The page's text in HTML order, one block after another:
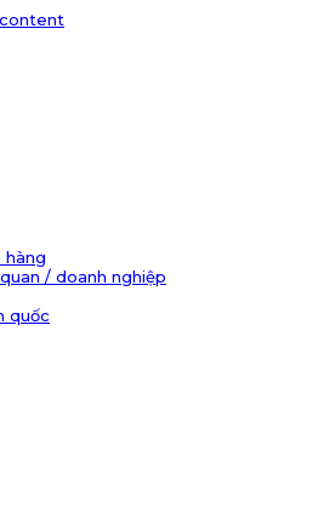
hàng
/ doanh nghiệp
quốc